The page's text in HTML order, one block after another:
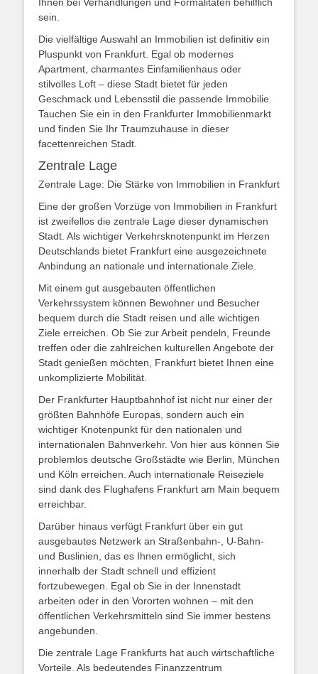
sein.
Die vielfältige Auswahl an Immobilien ist definitiv ein
Pluspunkt von Frankfurt. Egal ob modernes
Apartment, charmantes Einfamilienhaus oder
stilvolles Loft – diese Stadt bietet für jeden
Geschmack und Lebensstil die passende Immobilie.
Tauchen Sie ein in den Frankfurter Immobilienmarkt
und finden Sie Ihr Traumzuhause in dieser
facettenreichen Stadt.
Zentrale Lage
Zentrale Lage: Die Stärke von Immobilien in Frankfurt
Eine der großen Vorzüge von Immobilien in Frankfurt
ist zweifellos die zentrale Lage dieser dynamischen
Stadt. Als wichtiger Verkehrsknotenpunkt im Herzen
Deutschlands bietet Frankfurt eine ausgezeichnete
Anbindung an nationale und internationale Ziele.
Mit einem gut ausgebauten öffentlichen
Verkehrssystem können Bewohner und Besucher
bequem durch die Stadt reisen und alle wichtigen
Ziele erreichen. Ob Sie zur Arbeit pendeln, Freunde
treffen oder die zahlreichen kulturellen Angebote der
Stadt genießen möchten, Frankfurt bietet Ihnen eine
unkomplizierte Mobilität.
Der Frankfurter Hauptbahnhof ist nicht nur einer der
größten Bahnhöfe Europas, sondern auch ein
wichtiger Knotenpunkt für den nationalen und
internationalen Bahnverkehr. Von hier aus können Sie
problemlos deutsche Großstädte wie Berlin, München
und Köln erreichen. Auch internationale Reiseziele
sind dank des Flughafens Frankfurt am Main bequem
erreichbar.
Darüber hinaus verfügt Frankfurt über ein gut
ausgebautes Netzwerk an Straßenbahn-, U-Bahn-
und Buslinien, das es Ihnen ermöglicht, sich
innerhalb der Stadt schnell und effizient
fortzubewegen. Egal ob Sie in der Innenstadt
arbeiten oder in den Vororten wohnen – mit den
öffentlichen Verkehrsmitteln sind Sie immer bestens
angebunden.
Die zentrale Lage Frankfurts hat auch wirtschaftliche
Vorteile. Als bedeutendes Finanzzentrum